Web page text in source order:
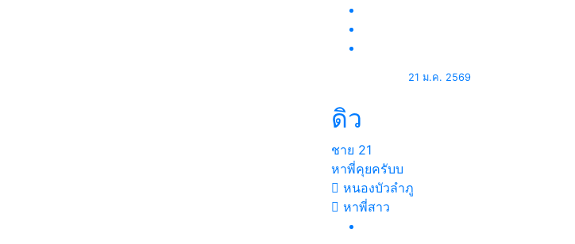
21 ม.ค. 2569
ดิว
ชาย 21
หาพี่คุยครับบ
หนองบัวลำภู
หาพี่สาว